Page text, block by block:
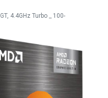
4.4GHz Turbo _ 100-